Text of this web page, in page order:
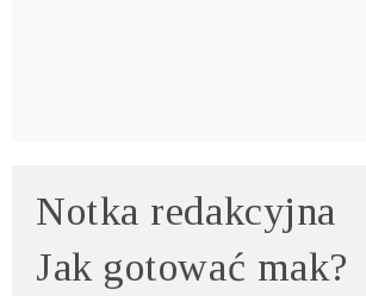
Notka redakcyjna
Jak gotować mak?